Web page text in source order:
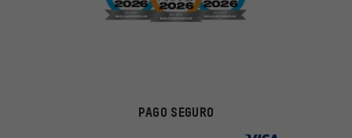
PAGO SEGURO